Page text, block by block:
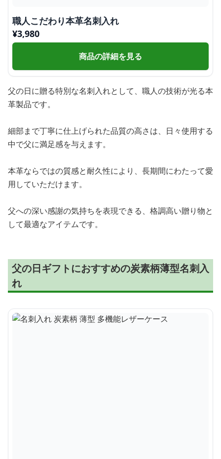
職人こだわり本革名刺入れ
¥3,980
商品の詳細を見る
父の日に贈る特別な名刺入れとして、職人の技術が光る本
革製品です。
細部まで丁寧に仕上げられた品質の高さは、日々使用する
中で父に満足感を与えます。
本革ならではの質感と耐久性により、長期間にわたって愛
用していただけます。
父への深い感謝の気持ちを表現できる、格調高い贈り物と
して最適なアイテムです。
父の日ギフトにおすすめの炭素柄薄型名刺入
れ